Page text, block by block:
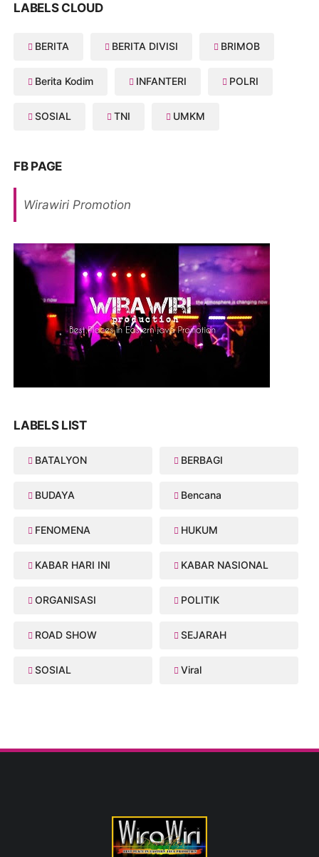
LABELS CLOUD
BERITA BERITA DIVISI BRIMOB
Berita Kodim INFANTERI POLRI
SOSIAL TNI UMKM
FB PAGE
Wirawiri Promotion
LABELS LIST
BATALYON BERBAGI
BUDAYA Bencana
FENOMENA HUKUM
KABAR HARI INI KABAR NASIONAL
ORGANISASI POLITIK
ROAD SHOW SEJARAH
SOSIAL Viral